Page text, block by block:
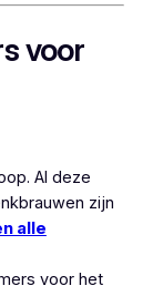
voor
Al deze
zijn
alle
voor het